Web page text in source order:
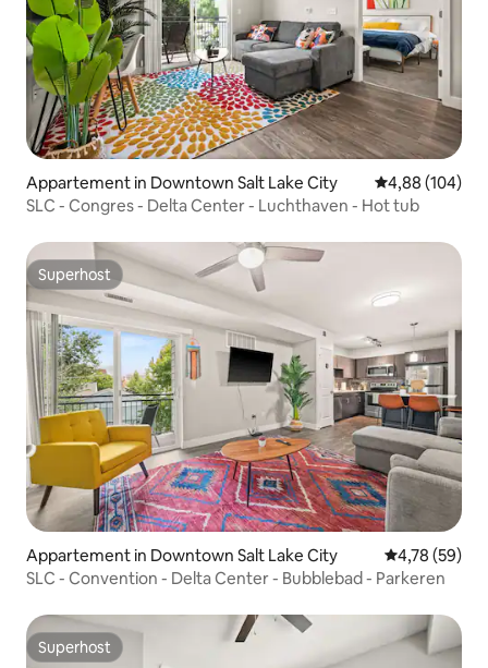
Appartement in Downtown Salt Lake City Gemiddelde
4,88 (104)
SLC - Congres - Delta Center - Luchthaven - Hot tub
Superhost
Superhost
Appartement in Downtown Salt Lake City Gemiddelde
4,78 (59)
SLC - Convention - Delta Center - Bubblebad - Parkeren
Superhost
Superhost